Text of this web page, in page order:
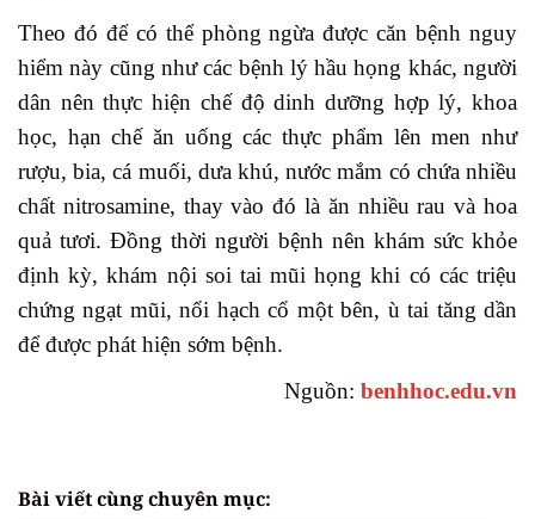
Theo đó để có thể phòng ngừa được căn bệnh nguy
hiểm này cũng như các bệnh lý hầu họng khác, người
dân nên thực hiện chế độ dinh dưỡng hợp lý, khoa
học, hạn chế ăn uống các thực phẩm lên men như
rượu, bia, cá muối, dưa khú, nước mắm có chứa nhiều
chất nitrosamine, thay vào đó là ăn nhiều rau và hoa
quả tươi. Đồng thời người bệnh nên khám sức khỏe
định kỳ, khám nội soi tai mũi họng khi có các triệu
chứng ngạt mũi, nổi hạch cổ một bên, ù tai tăng dần
để được phát hiện sớm bệnh.
Nguồn: benhhoc.edu.vn
Bài viết cùng chuyên mục: